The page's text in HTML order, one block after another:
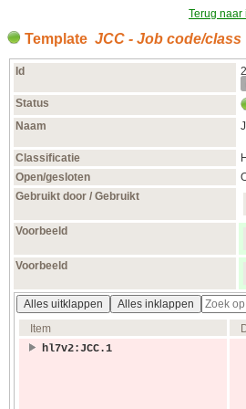
Terug naar
Template JCC - Job code/class
Id
Status
Naam
Classificatie
Open/gesloten
Gebruikt door / Gebruikt
Voorbeeld
Voorbeeld
Alles uitklappen
Alles inklappen
Item
hl7v2:JCC.1